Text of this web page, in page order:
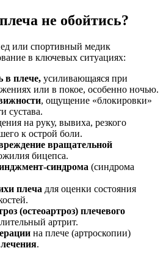
не обойтись?
или спортивный медик
в ключевых ситуациях:
в плече, усиливающаяся при
или в покое, особенно ночью.
, ощущение «блокировки»
сустава.
на руку, вывиха, резкого
к острой боли.
вращательной
бицепса.
синдрома (синдрома
плеча для оценки состояния
(остеоартроз) плечевого
артрит.
на плече (артроскопии)
.